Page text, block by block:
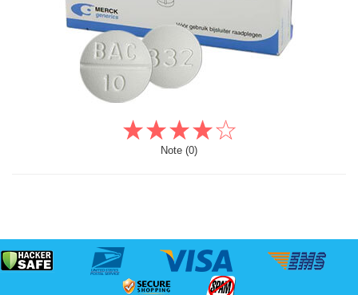
Note (0)